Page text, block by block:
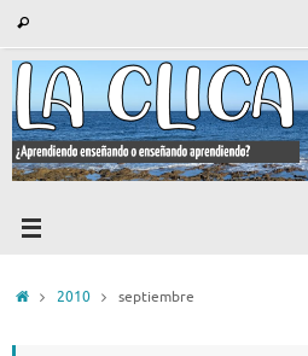
contenido
Buscar
Inicio2010 septiembre